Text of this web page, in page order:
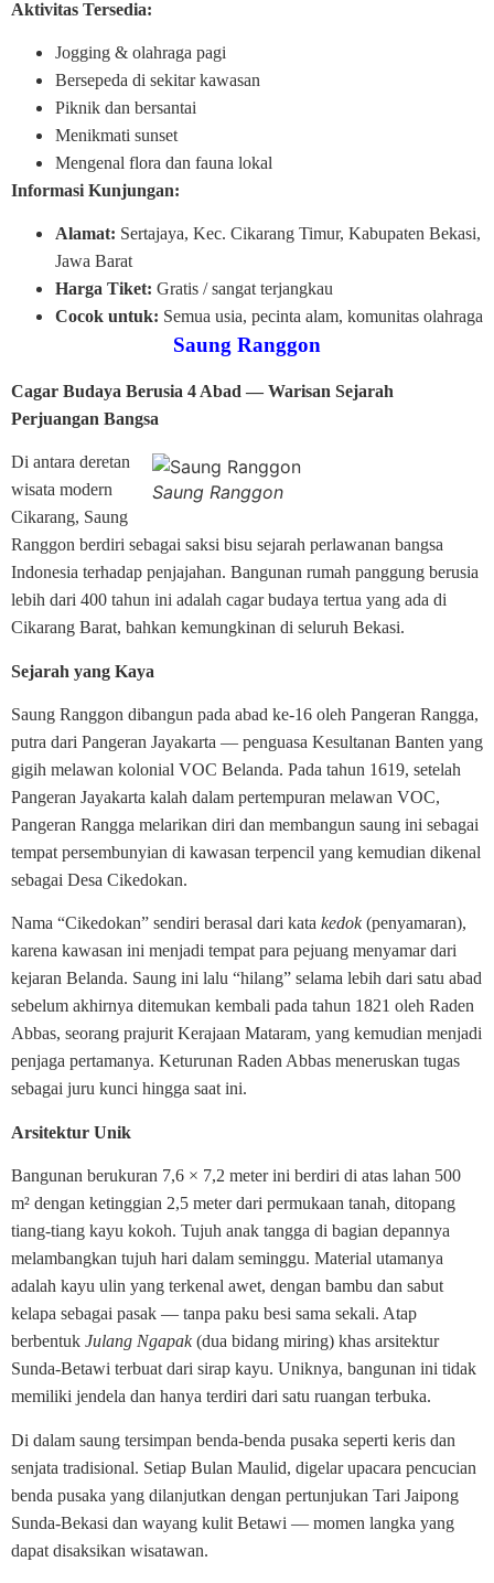
Aktivitas Tersedia:
Jogging & olahraga pagi
Bersepeda di sekitar kawasan
Piknik dan bersantai
Menikmati sunset
Mengenal flora dan fauna lokal
Informasi Kunjungan:
Alamat: Sertajaya, Kec. Cikarang Timur, Kabupaten Bekasi,
Jawa Barat
Harga Tiket: Gratis / sangat terjangkau
Cocok untuk: Semua usia, pecinta alam, komunitas olahraga
Saung Ranggon
Cagar Budaya Berusia 4 Abad — Warisan Sejarah
Perjuangan Bangsa
Saung Ranggon
Di antara deretan
wisata modern
Cikarang, Saung
Ranggon berdiri sebagai saksi bisu sejarah perlawanan bangsa
Indonesia terhadap penjajahan. Bangunan rumah panggung berusia
lebih dari 400 tahun ini adalah cagar budaya tertua yang ada di
Cikarang Barat, bahkan kemungkinan di seluruh Bekasi.
Sejarah yang Kaya
Saung Ranggon dibangun pada abad ke-16 oleh Pangeran Rangga,
putra dari Pangeran Jayakarta — penguasa Kesultanan Banten yang
gigih melawan kolonial VOC Belanda. Pada tahun 1619, setelah
Pangeran Jayakarta kalah dalam pertempuran melawan VOC,
Pangeran Rangga melarikan diri dan membangun saung ini sebagai
tempat persembunyian di kawasan terpencil yang kemudian dikenal
sebagai Desa Cikedokan.
Nama “Cikedokan” sendiri berasal dari kata kedok(penyamaran),
karena kawasan ini menjadi tempat para pejuang menyamar dari
kejaran Belanda. Saung ini lalu “hilang” selama lebih dari satu abad
sebelum akhirnya ditemukan kembali pada tahun 1821 oleh Raden
Abbas, seorang prajurit Kerajaan Mataram, yang kemudian menjadi
penjaga pertamanya. Keturunan Raden Abbas meneruskan tugas
sebagai juru kunci hingga saat ini.
Arsitektur Unik
Bangunan berukuran 7,6 × 7,2 meter ini berdiri di atas lahan 500
m² dengan ketinggian 2,5 meter dari permukaan tanah, ditopang
tiang-tiang kayu kokoh. Tujuh anak tangga di bagian depannya
melambangkan tujuh hari dalam seminggu. Material utamanya
adalah kayu ulin yang terkenal awet, dengan bambu dan sabut
kelapa sebagai pasak — tanpa paku besi sama sekali. Atap
berbentuk Julang Ngapak(dua bidang miring) khas arsitektur
Sunda-Betawi terbuat dari sirap kayu. Uniknya, bangunan ini tidak
memiliki jendela dan hanya terdiri dari satu ruangan terbuka.
Di dalam saung tersimpan benda-benda pusaka seperti keris dan
senjata tradisional. Setiap Bulan Maulid, digelar upacara pencucian
benda pusaka yang dilanjutkan dengan pertunjukan Tari Jaipong
Sunda-Bekasi dan wayang kulit Betawi — momen langka yang
dapat disaksikan wisatawan.